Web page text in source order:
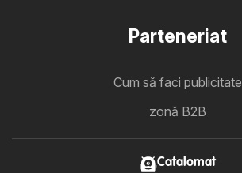
Parteneriat
Cum să faci publicitate
zonă B2B
Catalomat